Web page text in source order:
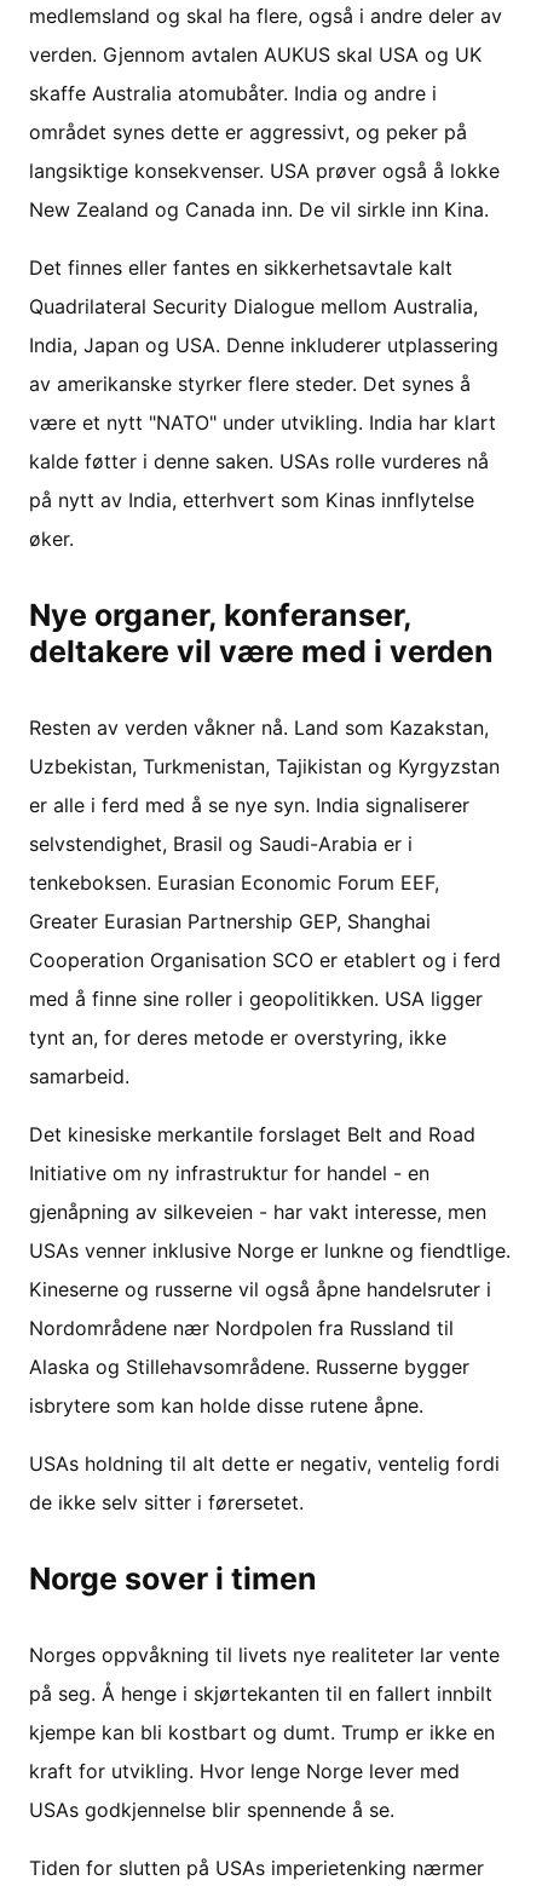
medlemsland og skal ha flere, også i andre deler av
verden. Gjennom avtalen AUKUS skal USA og UK
skaffe Australia atomubåter. India og andre i
området synes dette er aggressivt, og peker på
langsiktige konsekvenser. USA prøver også å lokke
New Zealand og Canada inn. De vil sirkle inn Kina.
Det finnes eller fantes en sikkerhetsavtale kalt
Quadrilateral Security Dialogue mellom Australia,
India, Japan og USA. Denne inkluderer utplassering
av amerikanske styrker flere steder. Det synes å
være et nytt "NATO" under utvikling. India har klart
kalde føtter i denne saken. USAs rolle vurderes nå
på nytt av India, etterhvert som Kinas innflytelse
øker.
Nye organer, konferanser,
deltakere vil være med i verden
Resten av verden våkner nå. Land som Kazakstan,
Uzbekistan, Turkmenistan, Tajikistan og Kyrgyzstan
er alle i ferd med å se nye syn. India signaliserer
selvstendighet, Brasil og Saudi-Arabia er i
tenkeboksen. Eurasian Economic Forum EEF,
Greater Eurasian Partnership GEP, Shanghai
Cooperation Organisation SCO er etablert og i ferd
med å finne sine roller i geopolitikken. USA ligger
tynt an, for deres metode er overstyring, ikke
samarbeid.
Det kinesiske merkantile forslaget Belt and Road
Initiative om ny infrastruktur for handel - en
gjenåpning av silkeveien - har vakt interesse, men
USAs venner inklusive Norge er lunkne og fiendtlige.
Kineserne og russerne vil også åpne handelsruter i
Nordområdene nær Nordpolen fra Russland til
Alaska og Stillehavsområdene. Russerne bygger
isbrytere som kan holde disse rutene åpne.
USAs holdning til alt dette er negativ, ventelig fordi
de ikke selv sitter i førersetet.
Norge sover i timen
Norges oppvåkning til livets nye realiteter lar vente
på seg. Å henge i skjørtekanten til en fallert innbilt
kjempe kan bli kostbart og dumt. Trump er ikke en
kraft for utvikling. Hvor lenge Norge lever med
USAs godkjennelse blir spennende å se.
Tiden for slutten på USAs imperietenking nærmer